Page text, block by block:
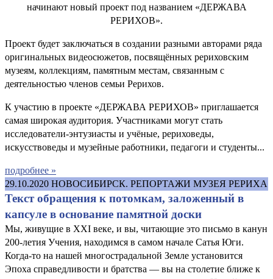
начинают новый проект под названием «ДЕРЖАВА
РЕРИХОВ».
Проект будет заключаться в создании разными авторами ряда
оригинальных видеосюжетов, посвящённых рериховским
музеям, коллекциям, памятным местам, связанным с
деятельностью членов семьи Рерихов.
К участию в проекте «ДЕРЖАВА РЕРИХОВ» приглашается
самая широкая аудитория. Участниками могут стать
исследователи-энтузиасты и учёные, рериховеды,
искусствоведы и музейные работники, педагоги и студенты...
подробнее »
29.10.2020 НОВОСИБИРСК. РЕПОРТАЖИ МУЗЕЯ РЕРИХА
Текст обращения к потомкам, заложенный в
капсуле в основание памятной доски
Мы, живущие в XXI веке, и вы, читающие это письмо в канун
200-летия Учения, находимся в самом начале Сатья Юги.
Когда-то на нашей многострадальной Земле установится
Эпоха справедливости и братства — вы на столетие ближе к